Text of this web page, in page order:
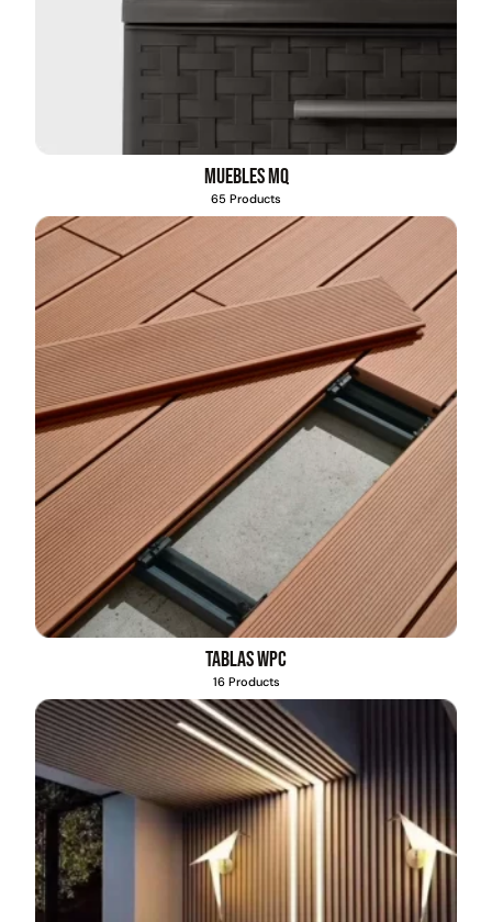
Muebles MQ
65 Products
Tablas WPC
16 Products